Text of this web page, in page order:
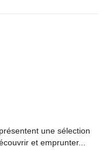
une sélection
et emprunter...